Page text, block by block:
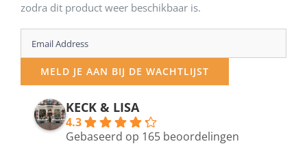
zodra dit product weer beschikbaar is.
Enter
your
email
address
MELD JE AAN BIJ DE WACHTLIJST
KECK & LISA
4.3
Gebaseerd op 165 beoordelingen